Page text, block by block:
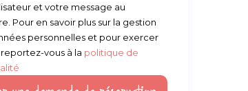
et votre message au
Pour en savoir plus sur la gestion
personnelles et pour exercer
vous à la politique de